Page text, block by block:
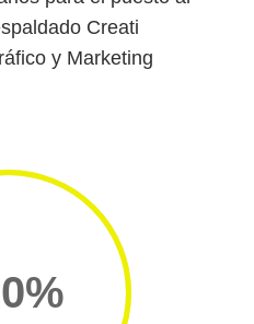
Creati
y Marketing
%